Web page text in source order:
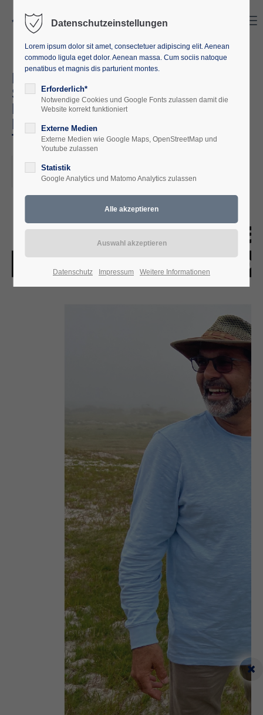
Land, Resistance and Food
Sovereignty: The Struggle for
Restorative Justice in the
Philippi Horticultural Area (Cape
Town, South Africa)
2025-07-14, 19:00
ORT: ONLINE
Datenschutzeinstellungen
Lorem ipsum dolor sit amet, consectetuer adipiscing elit. Aenean
commodo ligula eget dolor. Aenean massa. Cum sociis natoque
penatibus et magnis dis parturient montes.
Erforderlich*
Notwendige Cookies und Google Fonts zulassen damit die
Website korrekt funktioniert
Externe Medien
Externe Medien wie Google Maps, OpenStreetMap und
Youtube zulassen
Statistik
Google Analytics und Matomo Analytics zulassen
Datenschutz Impressum Weitere Informationen